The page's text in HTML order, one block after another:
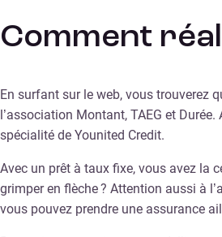
Comment
En surfant sur le web, vous trouverez
l’association Montant, TAEG et
spécialité de Younited Credit.
Avec un prêt à taux fixe, vous avez la
grimper en flèche ? Attention aussi à
vous pouvez prendre une assurance